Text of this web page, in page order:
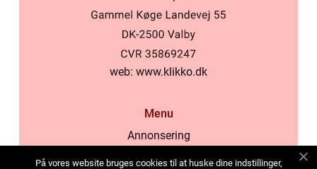
web: www.klikko.dk
Menu
Annonsering
På vores website bruges cookies til at huske dine indstillinger,